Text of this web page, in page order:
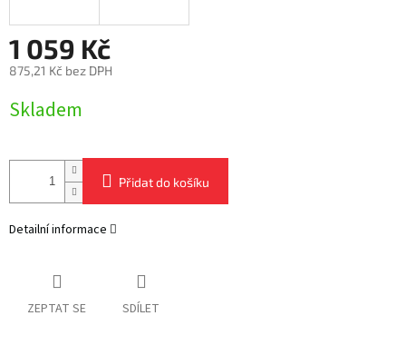
1 059 Kč
875,21 Kč bez DPH
cena:
Skladem
Přidat do košíku
Detailní informace
ZEPTAT SE SDÍLET